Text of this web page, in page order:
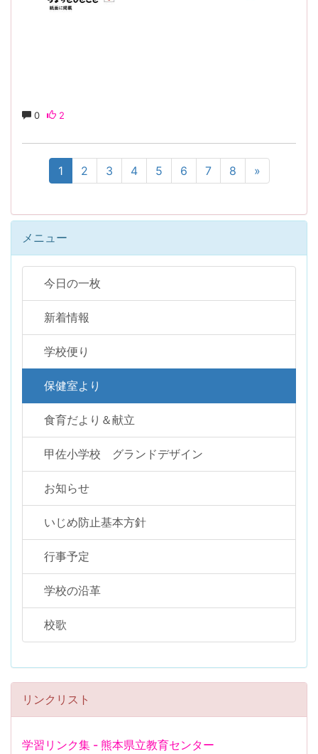
0 2
1 2 3 4 5 6 7 8 »
メニュー
今日の一枚
新着情報
学校便り
保健室より
食育だより＆献立
甲佐小学校 グランドデザイン
お知らせ
いじめ防止基本方針
行事予定
学校の沿革
校歌
リンクリスト
学習リンク集 - 熊本県立教育センター